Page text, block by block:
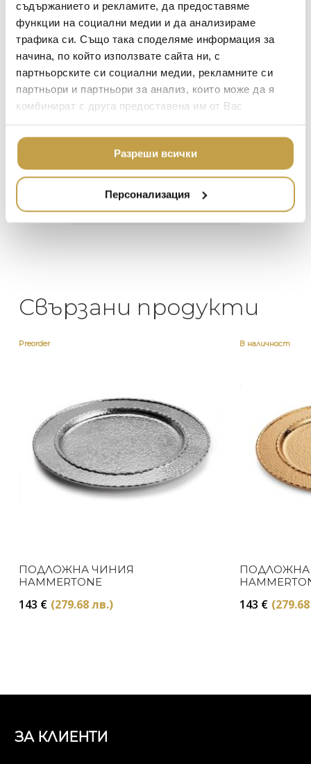
съдържанието и рекламите, да предоставяме
функции на социални медии и да анализираме
трафика си. Също така споделяме информация за
начина, по който използвате сайта ни, с
партньорските си социални медии, рекламните си
партньори и партньори за анализ, които може да я
комбинират с друга предоставена им от Вас
ползването от Ваша страна на услугите им.
Разреши всички
Персонализация
индийските традиции.” – Michael Aram
за
Георги Питов
2021-06-01
предложения! Любезен
персонал.
Един
Свързани продукти
Preorder
ПОДЛОЖНА ЧИНИЯ
HAMMERTONE
143 € (279.68 лв.)
В наличност
143 €
ЗА КЛИЕНТИ
ЗА МАСАТА
ТЕКСТИЛ ЗА ДОМА
АРОМАТИ ЗА ДОМА
ИЗКУСТВО И КНИГИ
ВИСОК КЛАС
МЕБЕЛИ
ПОДАРЪЦИ
TOM DIXON
MICHAEL ARAM
ASSOULINE
SELETTI
DOLCE & GABBANA
ETHNICRAFT
ZUIVER
DUTCHBONE